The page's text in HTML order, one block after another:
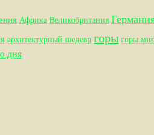
Африка Великобритания
архитектурный шедевр горы горы
дня